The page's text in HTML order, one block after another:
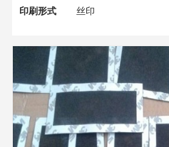
印刷形式 丝印
适用范围 广泛